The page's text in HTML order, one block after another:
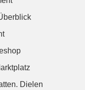
Dielen